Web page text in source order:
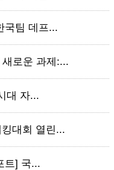
국팀 데프...
로운 과제:...
대 자...
대회 열린...
트] 국...